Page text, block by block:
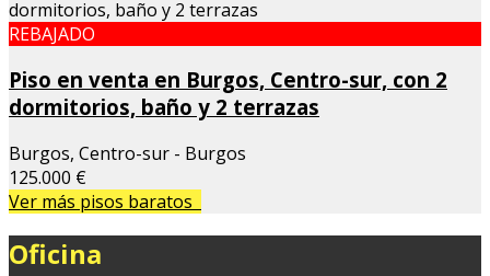
REBAJADO
Piso en venta en Burgos, Centro-sur, con 2
dormitorios, baño y 2 terrazas
Burgos, Centro-sur - Burgos
125.000 €
Ver más pisos baratos
Oficina